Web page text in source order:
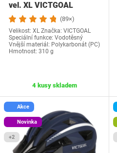
vel. XL VICTGOAL
(89×)
Velikost: XL Značka: VICTGOAL
Speciální funkce: Vodotěsný
Vnější materiál: Polykarbonát (PC)
Hmotnost: 310 g
4 kusy skladem
Akce
Novinka
+2